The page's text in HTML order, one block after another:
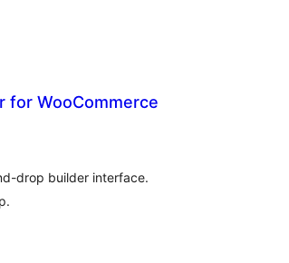
for WooCommerce
drop builder interface.